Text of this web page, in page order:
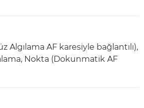
Algılama AF karesiyle bağlantılı),
Nokta (Dokunmatik AF